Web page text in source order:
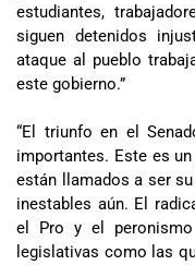
estudiantes,
siguen detenidos
ataque al pueblo
este gobierno.”
“El triunfo en el
importantes. Este es
están llamados a ser
inestables aún. El
el Pro y el peronismo
legislativas como las